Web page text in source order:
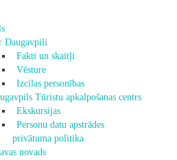
Daugavpili
Fakti un skaitļi
Vēsture
Izcilas personības
Tūristu apkalpošanas centrs
Ekskursijas
Personu datu apstrādes
privātuma politika
novads